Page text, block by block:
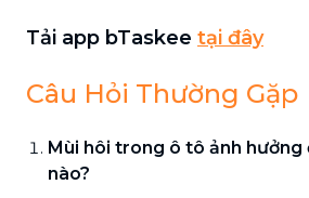
Tải app bTaskee tại đây
Câu Hỏi Thường Gặp
Mùi hôi trong ô tô ảnh
nào?